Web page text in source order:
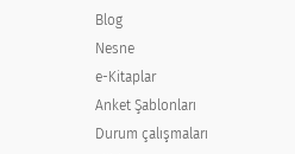
Blog
Nesne
e-Kitaplar
Anket Şablonları
Durum çalışmaları